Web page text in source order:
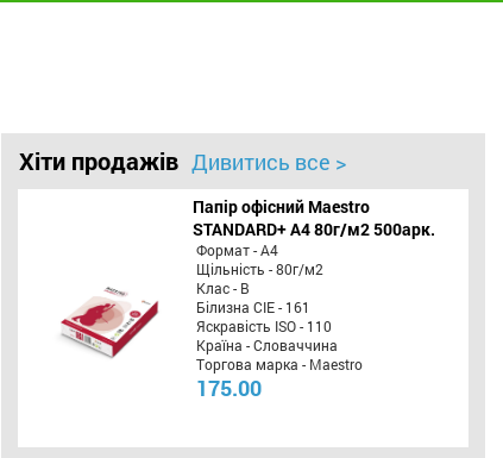
Хіти продажів Дивитись все >
Папір офісний Maestro
STANDARD+ А4 80г/м2 500арк.
Формат - А4
Щільність - 80г/м2
Клас - B
Білизна CIE - 161
Яскравість ISO - 110
Країна - Словаччина
Торгова марка - Maestro
175.00